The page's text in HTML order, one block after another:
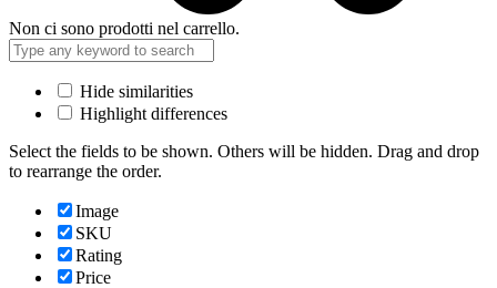
Non ci sono prodotti nel carrello.
Hide similarities
Highlight differences
Select the fields to be shown. Others will be hidden. Drag and drop
to rearrange the order.
Image
SKU
Rating
Price